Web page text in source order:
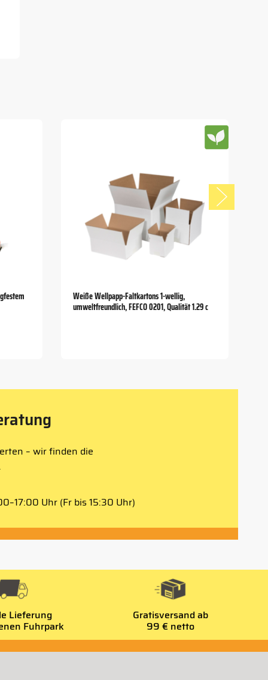
Weiße Wellpapp-Faltkartons 1-wellig,
umweltfreundlich, FEFCO 0201, Qualität 1.29 c
– wir finden die
Uhr (Fr bis 15:30 Uhr)
Lieferung
Fuhrpark
Gratisversand ab
99 € netto